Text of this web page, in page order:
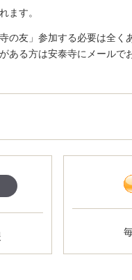
ます。
の友」参加する必要は全
ある方は安泰寺にメール